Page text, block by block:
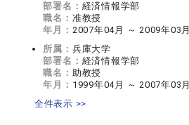
部署名： 経済情報学部
職名： 准教授
年月： 2007年04月 ～ 2009年03月
所属： 兵庫大学
部署名： 経済情報学部
職名： 助教授
年月： 1999年04月 ～ 2007年03月
全件表示 >>